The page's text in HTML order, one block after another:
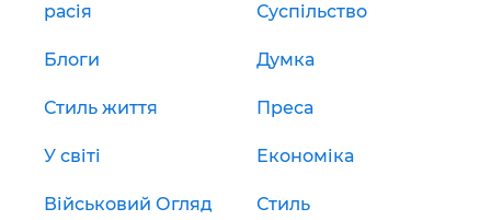
расія Суспільство
Блоги Думка
Стиль життя Преса
У світі Економіка
Військовий Огляд Стиль